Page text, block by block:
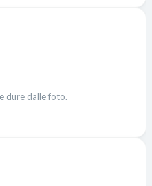
dure dalle foto.